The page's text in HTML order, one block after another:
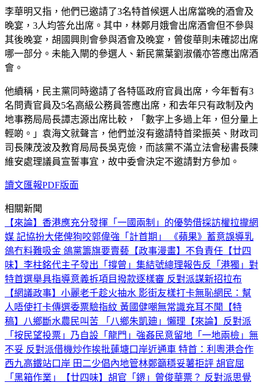
李華明又指，他們已邀請了3名特首候選人出席當晚的酒會及
晚宴，3人均答允出席。其中，林鄭月娥會出席酒會但不參與
其後晚宴，胡國興則會參與酒會及晚宴，曾俊華則未確認出席
哪一部分。未能入閘的參選人、新民黨葉劉淑儀亦答應出席酒
會。
他續稱，民主黨同時邀請了各特區政府官員出席，今年暫有3
名問責官員及5名高級公務員答應出席，和去年只有政制及內
地事務局局長譚志源出席比較，「數字上多過上年，但分量上
輕啲。」袁海文就聲言，他們並沒有邀請特首梁振英、財政司
司長陳茂波及教育局局長吳克儉，而該黨不滿立法會秘書長陳
維安處理議員宣誓事宜，故中委會決定不邀請對方參加。
讀文匯報PDF版面
相關新聞
【來論】香港應充分發揮「一國兩制」的優勢借採訪權拉攏網
媒 記協扮大佬俾狗咬郭偉強「計首期」 《蘋果》蓄意誤導乳
鴿冇料難吸金 鴿黨籌旗要賣藝 【政事漫畫】不負責任 【廿四
味】李柱銘代主子發出「撐曾」集結號總理報告反「港獨」對
特首選舉具指導意義拆項目撥款逐樣審 反對派謀新招拉布
【網議政事】小麗老千趁火抽水 影街友樣打卡無恥網民：幫
人唔使打卡傳選委票驗指紋 黃國健嘲無常識充耳不聞
【特
稿】八鄉斷水農民叫苦 「八鄉朱凱廸」懶理 【來論】反對派
「按民望投票」乃自設「龍門」強姦民意留地「一地兩檢」無
不妥 反對派借機炒作挨批蓮塘口岸近通車 特首：利粵港合作
西九高鐵站口岸 田二少倡內地管林鄭籲穩妥薯拒評 胡官屈
「黑箱作業」
【廿四味】胡官「鎅」曾俊華票？ 反對派思覺